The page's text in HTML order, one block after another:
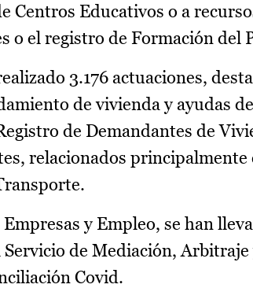
Centros Educativos o a
o el registro de Formación del
3.176 actuaciones,
de vivienda y ayudas
de Demandantes de
relacionados principalmente
y Empleo, se han
de Mediación, Arbitraje
Covid.